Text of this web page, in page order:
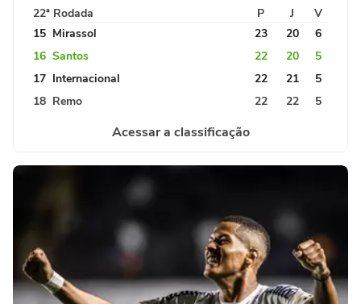
22ª Rodada P J
V
15 Mirassol 23 20
6
16 Santos 22 20
5
17 Internacional 22 21
5
18 Remo 22 22 5
Acessar a classificação